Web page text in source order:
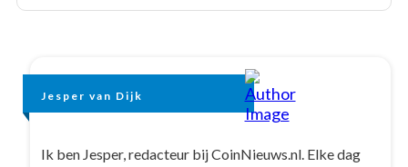
Jesper van Dijk
Ik ben Jesper, redacteur bij CoinNieuws.nl. Elke dag